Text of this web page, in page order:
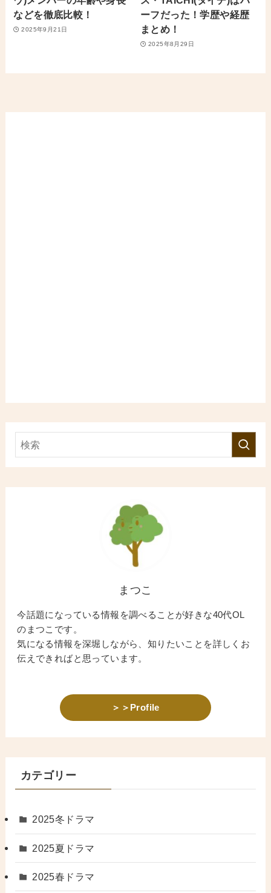
などを徹底比較！
2025年9月21日
ーフだった！学歴や経歴
まとめ！
2025年8月29日
まつこ
今話題になっている情報を調べることが好きな40代OL
のまつこです。
気になる情報を深堀しながら、知りたいことを詳しくお
伝えできればと思っています。
＞＞Profile
カテゴリー
2025冬ドラマ
2025夏ドラマ
2025春ドラマ